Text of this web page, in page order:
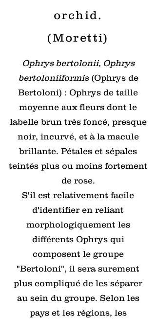
orchid.
(Moretti)
Ophrys bertolonii, Ophrys
bertoloniiformis(Ophrys de
Bertoloni) : Ophrys de taille
moyenne aux fleurs dont le
labelle brun très foncé, presque
noir, incurvé, et à la macule
brillante. Pétales et sépales
teintés plus ou moins fortement
de rose.
S'il est relativement facile
d'identifier en reliant
morphologiquement les
différents Ophrys qui
composent le groupe
"Bertoloni", il sera surement
plus compliqué de les séparer
au sein du groupe. Selon les
pays et les régions, les